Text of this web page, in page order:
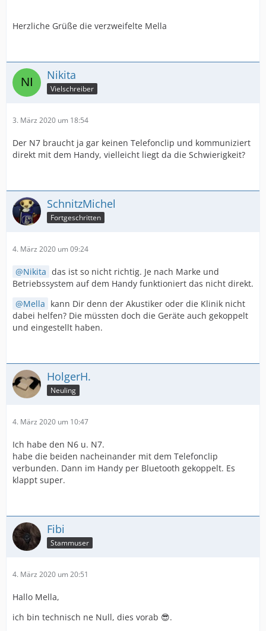
Herzliche Grüße die verzweifelte Mella
Nikita
Vielschreiber
3. März 2020 um 18:54
Der N7 braucht ja gar keinen Telefonclip und kommuniziert
direkt mit dem Handy, vielleicht liegt da die Schwierigkeit?
SchnitzMichel
Fortgeschritten
4. März 2020 um 09:24
Nikita das ist so nicht richtig. Je nach Marke und
Betriebssystem auf dem Handy funktioniert das nicht direkt.
Mella kann Dir denn der Akustiker oder die Klinik nicht
dabei helfen? Die müssten doch die Geräte auch gekoppelt
und eingestellt haben.
HolgerH.
Neuling
4. März 2020 um 10:47
Ich habe den N6 u. N7.
habe die beiden nacheinander mit dem Telefonclip
verbunden. Dann im Handy per Bluetooth gekoppelt. Es
klappt super.
Fibi
Stammuser
4. März 2020 um 20:51
Hallo Mella,
ich bin technisch ne Null, dies vorab 😎.